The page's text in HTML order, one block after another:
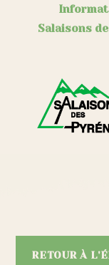
Salaisons
RETOUR À